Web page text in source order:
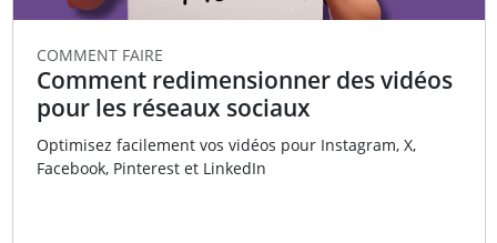
COMMENT FAIRE
Comment redimensionner des vidéos
pour les réseaux sociaux
Optimisez facilement vos vidéos pour Instagram, X,
Facebook, Pinterest et LinkedIn